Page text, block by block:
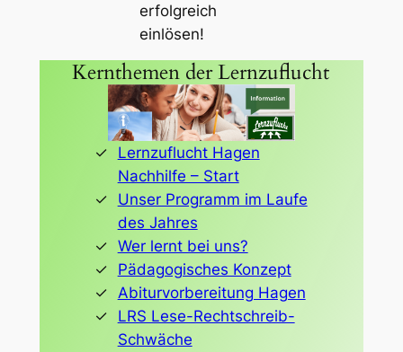
erfolgreich
einlösen!
Kernthemen der Lernzuflucht
Lernzuflucht Hagen
Nachhilfe – Start
Unser Programm im Laufe
des Jahres
Wer lernt bei uns?
Pädagogisches Konzept
Abiturvorbereitung Hagen
LRS Lese-Rechtschreib-
Schwäche